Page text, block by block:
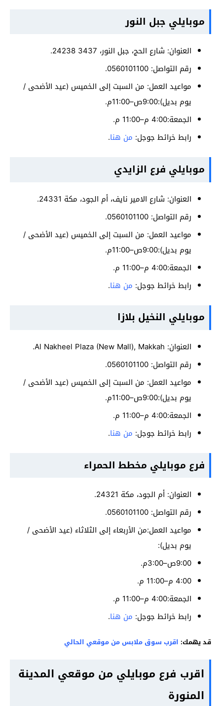
موبايلي جبل النور
العنوان: شارع الحج، جبل النور، 3437 24238.
رقم التواصل: 0560101100.
مواعيد العمل: من السبت إلى الخميس (عيد الأضحى /
يوم بديل):9:00ص–11:00م.
الجمعة:4:00 م–11:00 م.
رابط خرائط جوجل: من هنا.
موبايلي فرع الزايدي
العنوان: شارع الامير نايف، أم الجود، مكة 24331.
رقم التواصل: 0560101100.
مواعيد العمل: من السبت إلى الخميس (عيد الأضحى /
يوم بديل):9:00ص–11:00م.
الجمعة:4:00 م–11:00 م.
رابط خرائط جوجل: من هنا.
موبايلي النخيل بلازا
العنوان: Al Nakheel Plaza (New Mall), Makkah.
رقم التواصل: 0560101100.
مواعيد العمل: من السبت إلى الخميس (عيد الأضحى /
يوم بديل):9:00ص–11:00م.
الجمعة:4:00 م–11:00 م.
رابط خرائط جوجل: من هنا.
فرع موبايلي مخطط الحمراء
العنوان: أم الجود، مكة 24321.
رقم التواصل: 0560101100.
مواعيد العمل:من الأربعاء إلى الثلاثاء (عيد الأضحى /
يوم بديل):
9:00ص–3:00م.
4:00 م–11:00 م.
الجمعة:4:00 م–11:00 م.
رابط خرائط جوجل: من هنا.
قد يهمك: اقرب سوق ملابس من موقعي الحالي
اقرب فرع موبايلي من موقعي المدينة
المنورة